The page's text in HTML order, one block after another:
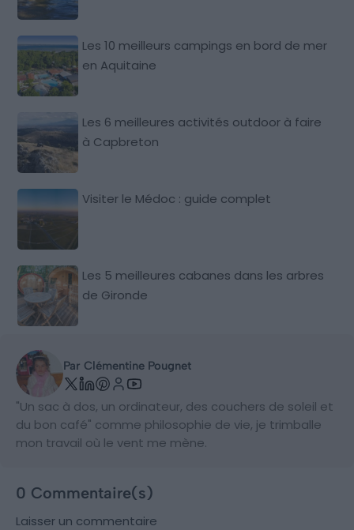
Les 10 meilleurs campings en bord de mer
en Aquitaine
Les 6 meilleures activités outdoor à faire
à Capbreton
Visiter le Médoc : guide complet
Les 5 meilleures cabanes dans les arbres
de Gironde
Par Clémentine Pougnet
"Un sac à dos, un ordinateur, des couchers de soleil et
du bon café" comme philosophie de vie, je trimballe
mon travail où le vent me mène.
0 Commentaire(s)
Laisser un commentaire